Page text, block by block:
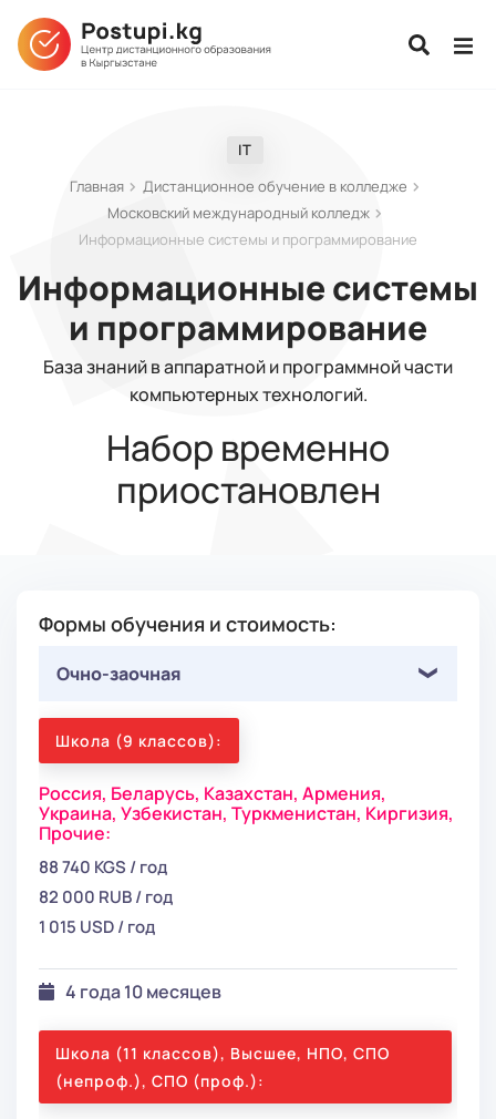
IT
Главная
Дистанционное обучение в колледже
Московский международный колледж
Информационные системы и программирование
Информационные системы
и программирование
База знаний в аппаратной и программной части
компьютерных технологий.
Набор временно
приостановлен
Формы обучения и стоимость:
Очно-заочная
Школа (9 классов):
Россия, Беларусь, Казахстан, Армения,
Украина, Узбекистан, Туркменистан, Киргизия,
Прочие:
88 740 KGS / год
82 000 RUB / год
1 015 USD / год
4 года 10 месяцев
Школа (11 классов), Высшее, НПО, СПО
(непроф.), СПО (проф.):